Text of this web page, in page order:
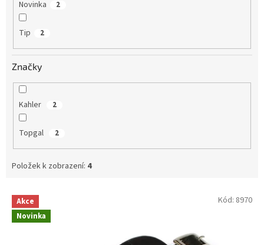
Novinka 2
Tip 2
Značky
Kahler 2
Topgal 2
Položek k zobrazení: 4
V
p
Akce
Novinka
Kód: 8970